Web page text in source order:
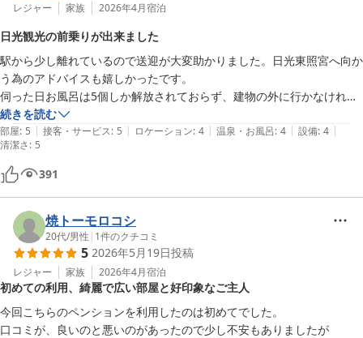
レジャー 家族 2026年4月宿泊
日光観光の前乗りが出来ました
駅から少し離れているので送迎が大変助かりました。日光東照宮へ向か
う為のアドバイスも嬉しかったです。
伺った日お風呂は5個しか解放されておらず、建物の外に行かなければ
ならない事と夜は23時（確か）と、朝は入れないのが残念でした。外
に行くのは少々怖いのと、お風呂が開けっぱなしで何かに刺されたのも
あり虫の侵入が気になりました。
近くに外食する所や買える場所は無く、食事付きにされるか持ち込まれ
るかになると思います。
私が事前に気付かず失敗したので、部屋に浴衣的なものはありませんの
で必要な方は持って来られることをお勧めします。
電子レンジを置いてくださっていて、蛇口からのお水は飲料可能で美味
しかったです。
部屋は広くお風呂もあります。貸切風呂は予約も無いので、時間に縛ら
れずゆっくり出来ると思います。
次伺う時は食事してみたいです。
続きを読む
部屋: 5 | 接客・サービス: 5 | ロケーション: 4 | 温泉・お風呂: 4 | 設備: 4 |
清潔さ: 5
391
焼トーモロコシ
20代/男性 | 1件のクチコミ
5 2026年5月19日投稿
レジャー 家族 2026年4月宿泊
初めての利用、綺麗で広い部屋と好印象なご主人
今回こちらのペンションを利用したのは初めてでした。
口コミが、良いのと悪いのがあったので少し不安もありましたが